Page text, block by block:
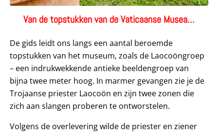
Van de topstukken van de Vaticaanse Musea…
De gids leidt ons langs een aantal beroemde
topstukken van het museum, zoals de Laocoöngroep
– een indrukwekkende antieke beeldengroep van
bijna twee meter hoog. In marmer gevangen zie je de
Trojaanse priester Laocoön en zijn twee zonen die
zich aan slangen proberen te ontworstelen.
Volgens de overlevering wilde de priester en ziener